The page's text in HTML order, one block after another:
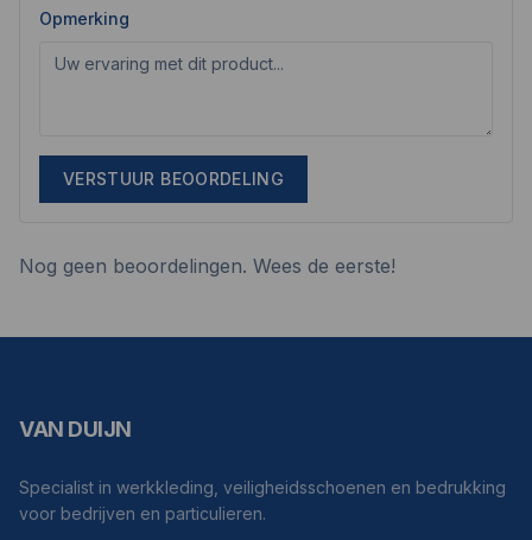
Opmerking
VERSTUUR BEOORDELING
Nog geen beoordelingen. Wees de eerste!
VAN DUIJN
Specialist in werkkleding, veiligheidsschoenen en bedrukking
voor bedrijven en particulieren.